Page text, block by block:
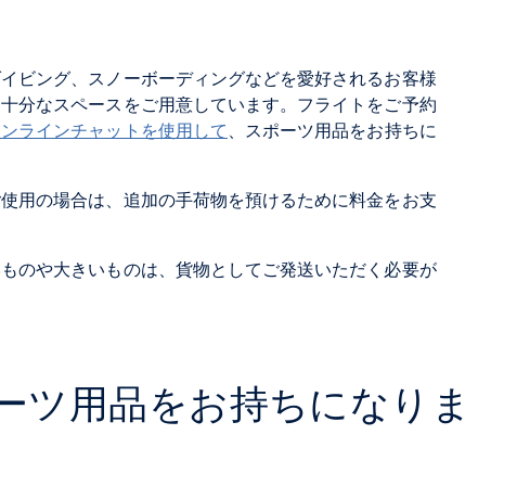
ビング、スノーボーディングなどを愛好されるお客様
分なスペースをご用意しています。フライトをご予約
ラインチャットを使用して、スポーツ用品をお持ちに
用の場合は、追加の手荷物を預けるために料金をお支
のや大きいものは、貨物としてご発送いただく必要が
ツ用品をお持ちになりま